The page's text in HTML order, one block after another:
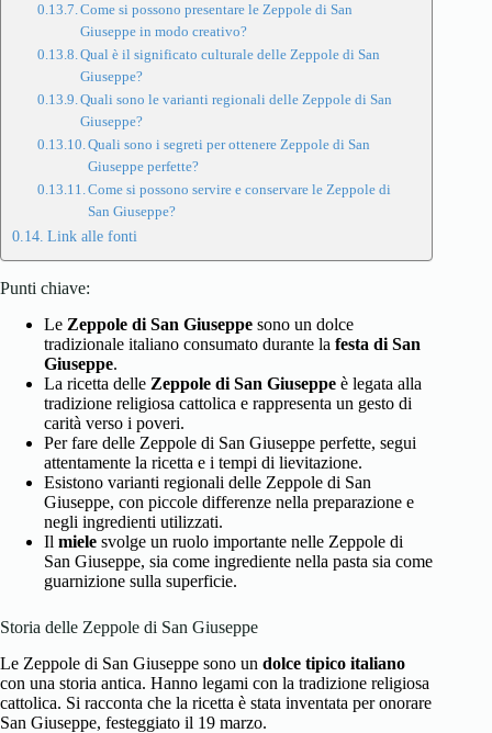
Come si possono presentare le Zeppole di San
Giuseppe in modo creativo?
Qual è il significato culturale delle Zeppole di San
Giuseppe?
Quali sono le varianti regionali delle Zeppole di San
Giuseppe?
Quali sono i segreti per ottenere Zeppole di San
Giuseppe perfette?
Come si possono servire e conservare le Zeppole di
San Giuseppe?
Link alle fonti
Punti chiave:
Le Zeppole di San Giuseppe sono un dolce
tradizionale italiano consumato durante la festa di San
Giuseppe.
La ricetta delle Zeppole di San Giuseppe è legata alla
tradizione religiosa cattolica e rappresenta un gesto di
carità verso i poveri.
Per fare delle Zeppole di San Giuseppe perfette, segui
attentamente la ricetta e i tempi di lievitazione.
Esistono varianti regionali delle Zeppole di San
Giuseppe, con piccole differenze nella preparazione e
negli ingredienti utilizzati.
Il miele svolge un ruolo importante nelle Zeppole di
San Giuseppe, sia come ingrediente nella pasta sia come
guarnizione sulla superficie.
Storia delle Zeppole di San Giuseppe
Le Zeppole di San Giuseppe sono un dolce tipico italiano
con una storia antica. Hanno legami con la tradizione religiosa
cattolica. Si racconta che la ricetta è stata inventata per onorare
San Giuseppe, festeggiato il 19 marzo.